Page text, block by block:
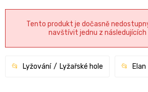
Tento produkt je dočasně
navštívit jednu z následujících
Lyžování Lyžařské hole Elan